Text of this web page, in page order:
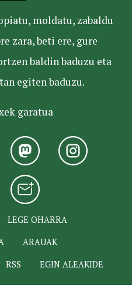
moldatu, zabaldu
zara, beti ere, gure
baldin baduzu eta
egiten baduzu.
garatua
LEGE OHARRA
ARAUAK
RSS EGIN ALEAKIDE